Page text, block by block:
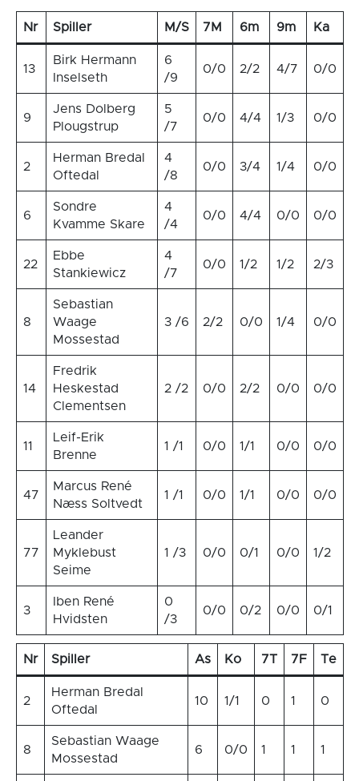
Nr Spiller M/S 7M 6m 9m Ka
13
Birk Hermann
Inselseth
6
/9
0/0 2/2 4/7 0/0
9
Jens Dolberg
Plougstrup
5
/7
0/0 4/4 1/3 0/0
2
Herman Bredal
Oftedal
4
/8
0/0 3/4 1/4 0/0
6
Sondre
Kvamme Skare
4
/4
0/0 4/4 0/0 0/0
22
Ebbe
Stankiewicz
4
/7
0/0 1/2 1/2 2/3
8
Sebastian
Waage
Mossestad
3 /6 2/2 0/0 1/4 0/0
14
Fredrik
Heskestad
Clementsen
2 /2 0/0 2/2 0/0 0/0
11
Leif-Erik
Brenne
1 /1 0/0 1/1 0/0 0/0
47
Marcus René
Næss Soltvedt
1 /1 0/0 1/1 0/0 0/0
77
Leander
Myklebust
Seime
1 /3 0/0 0/1 0/0 1/2
3
Iben René
Hvidsten
0
/3
0/0 0/2 0/0 0/1
Nr Spiller As Ko 7T 7F Te
2
Herman Bredal
Oftedal
10 1/1 0 1 0
8
Sebastian Waage
Mossestad
6 0/0 1 1 1